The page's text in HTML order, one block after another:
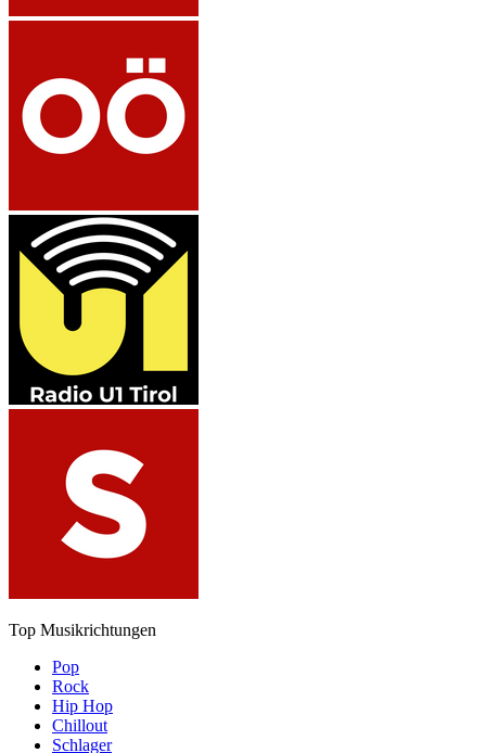
Top Musikrichtungen
Pop
Rock
Hip Hop
Chillout
Schlager